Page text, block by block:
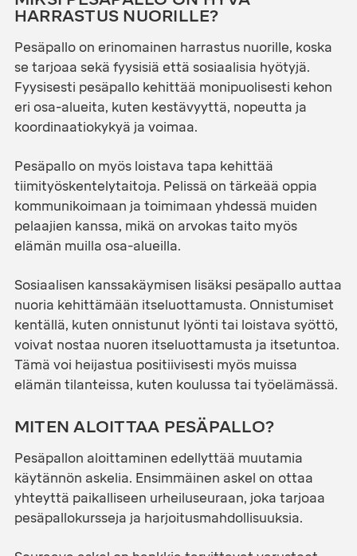
HARRASTUS NUORILLE?
Pesäpallo on erinomainen harrastus nuorille, koska
se tarjoaa sekä fyysisiä että sosiaalisia hyötyjä.
Fyysisesti pesäpallo kehittää monipuolisesti kehon
eri osa-alueita, kuten kestävyyttä, nopeutta ja
koordinaatiokykyä ja voimaa.
Pesäpallo on myös loistava tapa kehittää
tiimityöskentelytaitoja. Pelissä on tärkeää oppia
kommunikoimaan ja toimimaan yhdessä muiden
pelaajien kanssa, mikä on arvokas taito myös
elämän muilla osa-alueilla.
Sosiaalisen kanssakäymisen lisäksi pesäpallo auttaa
nuoria kehittämään itseluottamusta. Onnistumiset
kentällä, kuten onnistunut lyönti tai loistava syöttö,
voivat nostaa nuoren itseluottamusta ja itsetuntoa.
Tämä voi heijastua positiivisesti myös muissa
elämän tilanteissa, kuten koulussa tai työelämässä.
MITEN ALOITTAA PESÄPALLO?
Pesäpallon aloittaminen edellyttää muutamia
käytännön askelia. Ensimmäinen askel on ottaa
yhteyttä paikalliseen urheiluseuraan, joka tarjoaa
pesäpallokursseja ja harjoitusmahdollisuuksia.